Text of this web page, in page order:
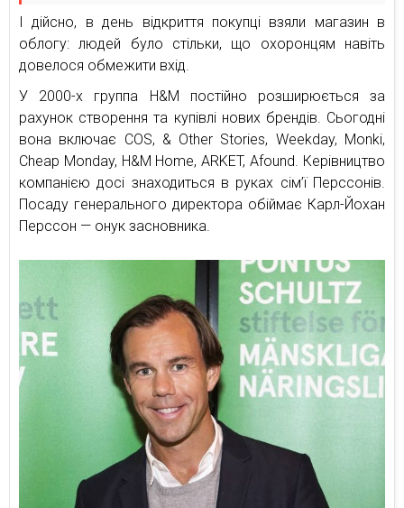
І дійсно, в день відкриття покупці взяли магазин в
облогу: людей було стільки, що охоронцям навіть
довелося обмежити вхід.
У 2000-х группа H&M постійно розширюється за
рахунок створення та купівлі нових брендів. Сьогодні
вона включає COS, & Other Stories, Weekday, Monki,
Cheap Monday, H&M Home, ARKET, Afound. Керівництво
компанією доcі знаходиться в руках сім’ї Перссонів.
Посаду генерального директора обіймає Карл-Йохан
Перссон — онук засновника.